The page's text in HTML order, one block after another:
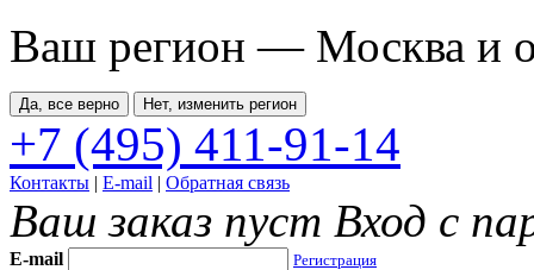
Ваш регион — Москва и
Да, все верно Нет, изменить регион
+7 (495) 411-91-14
Контакты | E-mail | Обратная связь
Ваш заказ пуст Вход с
E-mail Регистрация